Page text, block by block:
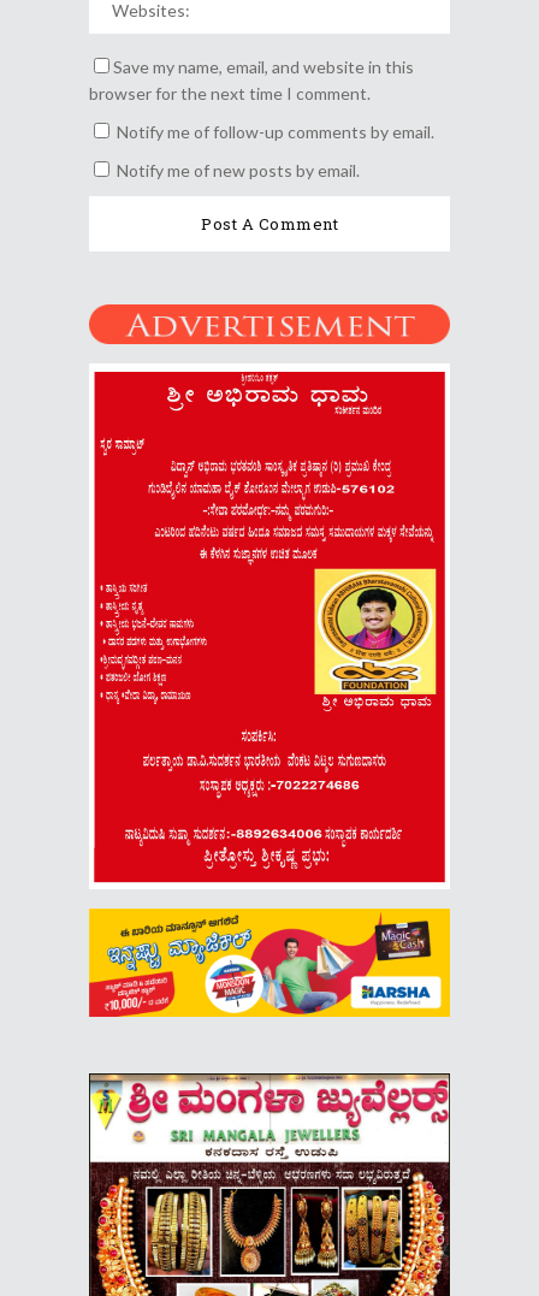
Save my name, email, and website in this
browser for the next time I comment.
Notify me of follow-up comments by email.
Notify me of new posts by email.